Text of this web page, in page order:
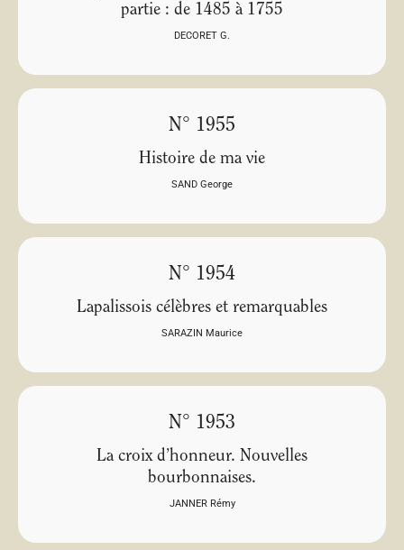
partie : de 1485 à 1755
DECORET G.
N° 1955
Histoire de ma vie
SAND George
N° 1954
Lapalissois célèbres et remarquables
SARAZIN Maurice
N° 1953
La croix d’honneur. Nouvelles
bourbonnaises.
JANNER Rémy